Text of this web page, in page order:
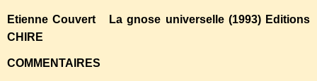
Etienne Couvert La gnose universelle (1993) Editions
CHIRE
COMMENTAIRES